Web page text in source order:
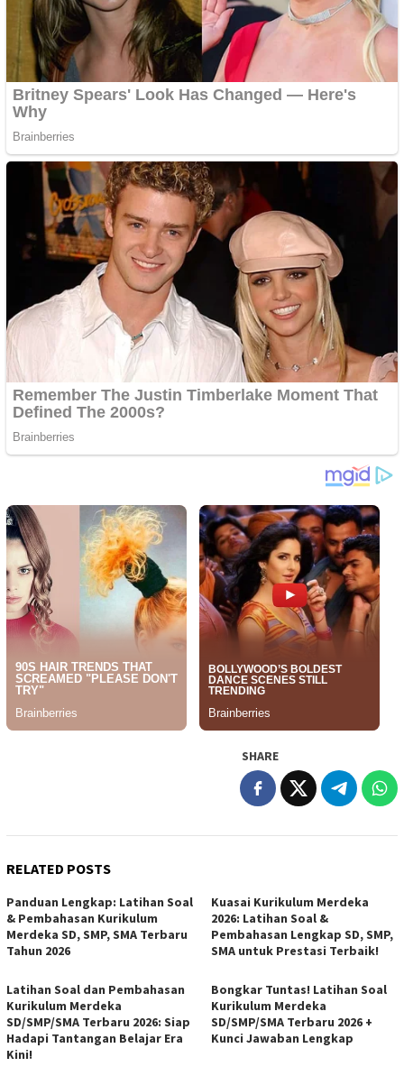
SHARE
RELATED POSTS
Panduan Lengkap: Latihan Soal
& Pembahasan Kurikulum
Merdeka SD, SMP, SMA Terbaru
Tahun 2026
Kuasai Kurikulum Merdeka
2026: Latihan Soal &
Pembahasan Lengkap SD, SMP,
SMA untuk Prestasi Terbaik!
Latihan Soal dan Pembahasan
Kurikulum Merdeka
SD/SMP/SMA Terbaru 2026: Siap
Hadapi Tantangan Belajar Era
Kini!
Bongkar Tuntas! Latihan Soal
Kurikulum Merdeka
SD/SMP/SMA Terbaru 2026 +
Kunci Jawaban Lengkap